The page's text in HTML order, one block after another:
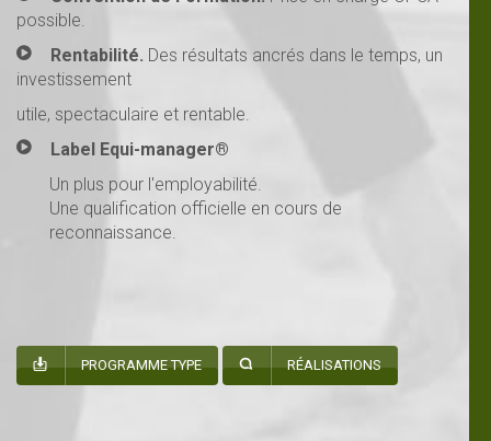
possible.
Rentabilité. Des résultats ancrés dans le temps, un
investissement
utile, spectaculaire et rentable.
Label Equi-manager®
Un plus pour l'employabilité.
Une qualification officielle en cours de
reconnaissance.
PROGRAMME TYPE RÉALISATIONS